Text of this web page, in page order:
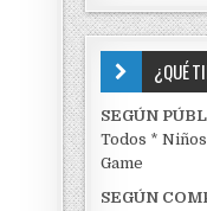
¿QUÉ
SEGÚN
Todos *Niños
Game
SEGÚN